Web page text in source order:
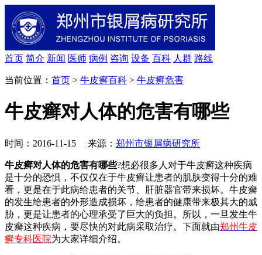
首页 简介 新闻 医师 病例 咨询 设备 百科 人群 路线
当前位置： 首页 > 牛皮癣百科 > 牛皮癣危害
牛皮癣对人体的危害有哪些
时间：2016-11-15 来源： 郑州市银屑病研究所
牛皮癣对人体的危害有哪些?想必很多人对于牛皮癣这种疾病
是十分的恐惧，不仅仅在于牛皮癣让患者的肌肤变得十分的难
看，更是在于此病给患者的关节、肝脏器官带来损坏。牛皮癣
的发生给患者的外形造成损坏，给患者的健康带来极其大的威
胁，更是让患者的心理承受了巨大的负担。所以，一旦发生牛
皮癣这种疾病，要尽快的对此病采取治疗。下面就由郑州牛皮
癣专科医院为大家详细介绍。